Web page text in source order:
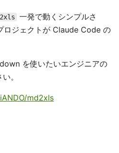
一発で動くシンプルさ
ロジェクトが Claude Code の
を使いたいエンジニアの
。
md2xls